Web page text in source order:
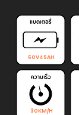
60V45AH
30KM/H